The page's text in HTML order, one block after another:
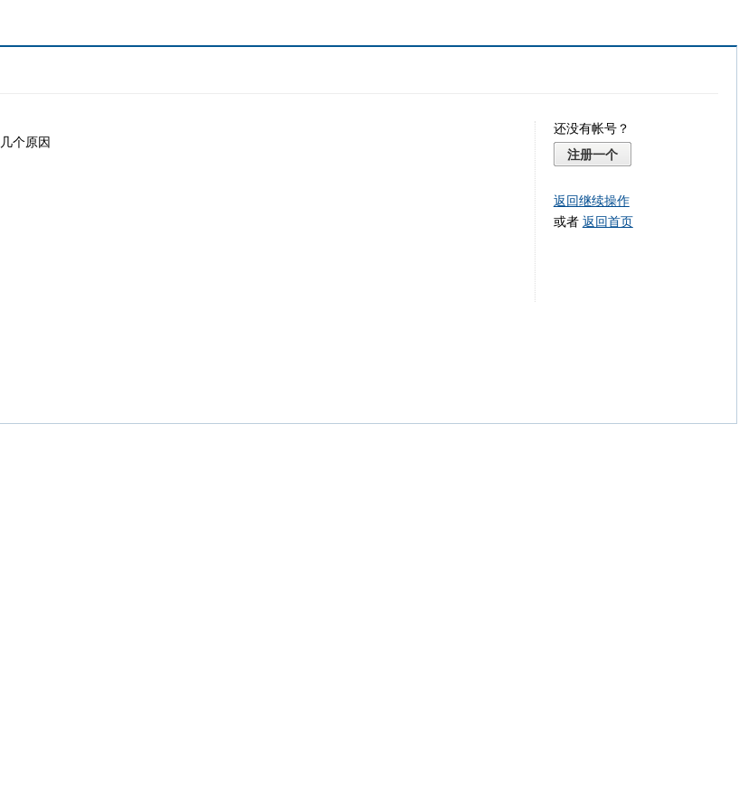
个原因
还没有帐号？
注册一个
返回继续操作
或者 返回首页